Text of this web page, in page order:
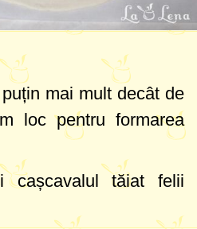
mai mult decât de
loc pentru formarea
cașcavalul tăiat felii